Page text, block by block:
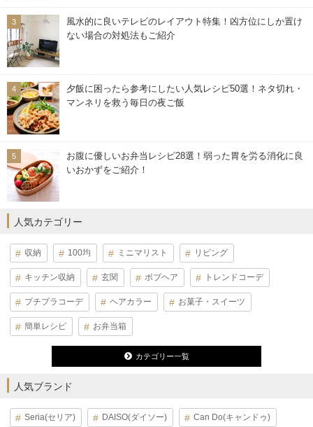
風水的に良いテレビのレイアウト特集！凶方位にしか置け
ない場合の対処法もご紹介
夕飯に困ったら参考にしたい人気レシピ50選！ネタ切れ・
マンネリを救う毎日の夜ご飯
お腹に優しいお弁当レシピ28選！弱った胃を労る消化に良
いおかずをご紹介！
人気カテゴリー
収納 100均 ミニマリスト リビング
キッチン収納 玄関 ボブヘア トレンドコーデ
プチプラコーデ ヘアカラー お菓子・スイーツ
簡単レシピ お弁当箱
カテゴリー一覧
人気ブランド
Seria(セリア) DAISO(ダイソー) Can Do(キャンドゥ)